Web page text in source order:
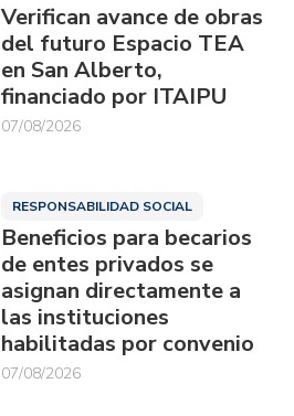
Verifican avance de obras
del futuro Espacio TEA
en San Alberto,
financiado por ITAIPU
07/08/2026
RESPONSABILIDAD SOCIAL
Beneficios para becarios
de entes privados se
asignan directamente a
las instituciones
habilitadas por convenio
07/08/2026